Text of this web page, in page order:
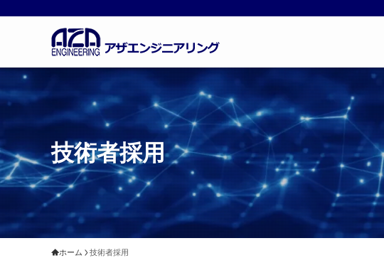
技術者採用
ホーム 技術者採用